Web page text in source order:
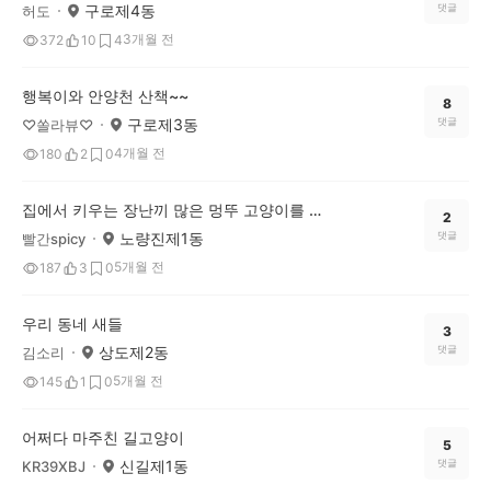
허도 구로제4동
372 10 43개월 전
댓글
행복이와 안양천 산책~~
♡쏠라뷰♡ 구로제3동
180 2 04개월 전
8
댓글
집에서 키우는 장난끼 많은 멍뚜 고양이를 소개합니다.
빨간spicy 노량진제1동
187 3 05개월 전
2
댓글
우리 동네 새들
김소리 상도제2동
145 1 05개월 전
3
댓글
어쩌다 마주친 길고양이
KR39XBJ 신길제1동
5
댓글